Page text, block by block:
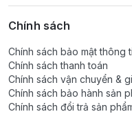
Chính sách
Chính sách bảo mật thông
Chính sách thanh toán
Chính sách vận chuyển &
Chính sách bảo hành sản
Chính sách đổi trả sản